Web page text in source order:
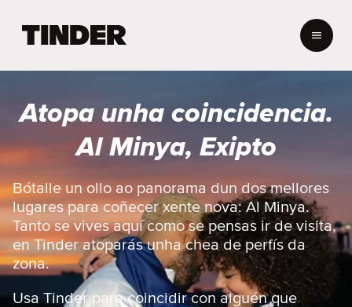
r
H
o
e
Atopa unha coincidencia.
Al Minya, Exipto
Bótalle un ollo ao panorama dun dos mellores
lugares para coñecer xente nova: Al Minya.
Tanto se vives aquí como se pensas ir de visita,
en Tinder atoparás unha chea de perfís da
zona.
Usa Tinder para coincidir con alguén que